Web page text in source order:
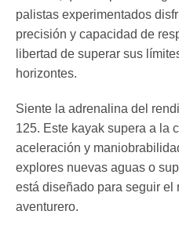
palistas experimentados
precisión y capacidad de
libertad de superar sus
horizontes.
Siente la adrenalina del
125. Este kayak supera a la
aceleración y
explores nuevas aguas o
está diseñado para seguir el
aventurero.